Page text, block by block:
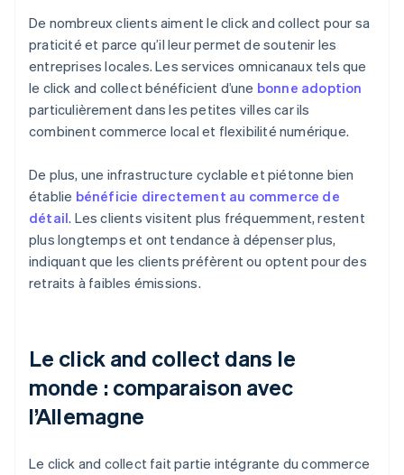
De nombreux clients aiment le click and collect pour sa
praticité et parce qu’il leur permet de soutenir les
entreprises locales. Les services omnicanaux tels que
le click and collect bénéficient d’une bonne adoption
particulièrement dans les petites villes car ils
combinent commerce local et flexibilité numérique.
De plus, une infrastructure cyclable et piétonne bien
établie bénéficie directement au commerce de
détail. Les clients visitent plus fréquemment, restent
plus longtemps et ont tendance à dépenser plus,
indiquant que les clients préfèrent ou optent pour des
retraits à faibles émissions.
Le click and collect dans le
monde : comparaison avec
l’Allemagne
Le click and collect fait partie intégrante du commerce